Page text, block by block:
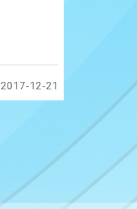
2017-12-21